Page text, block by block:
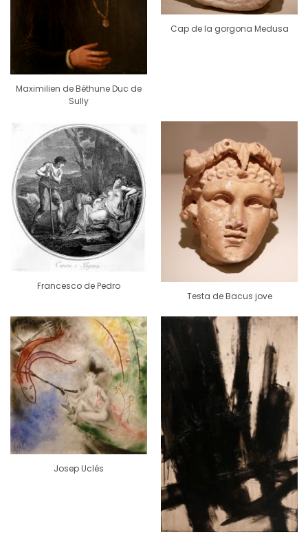
Maximilien de Béthune Duc de
Sully
Cap de la gorgona Medusa
Francesco de Pedro
Testa de Bacus jove
Josep Uclés